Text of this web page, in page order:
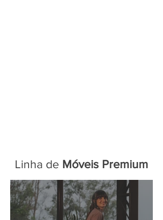
Linha de Móveis Premium